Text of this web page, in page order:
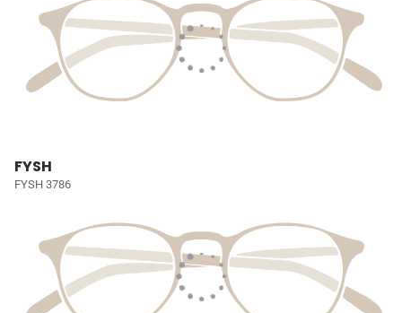
FYSH
FYSH 3786